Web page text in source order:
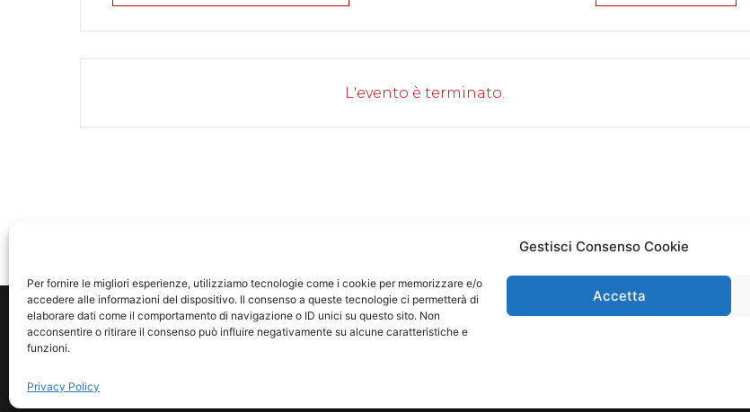
Gestisci Consenso Cookie
Per fornire le migliori esperienze, utilizziamo tecnologie come i cookie per memorizzare e/o
accedere alle informazioni del dispositivo. Il consenso a queste tecnologie ci permetterà di
elaborare dati come il comportamento di navigazione o ID unici su questo sito. Non
acconsentire o ritirare il consenso può influire negativamente su alcune caratteristiche e
funzioni.
Accetta
Privacy Policy
L'evento è terminato.